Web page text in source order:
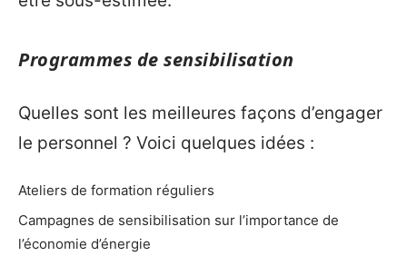
Programmes de sensibilisation
Quelles sont les meilleures façons d’engager
le personnel ? Voici quelques idées :
Ateliers de formation réguliers
Campagnes de sensibilisation sur l’importance de
l’économie d’énergie